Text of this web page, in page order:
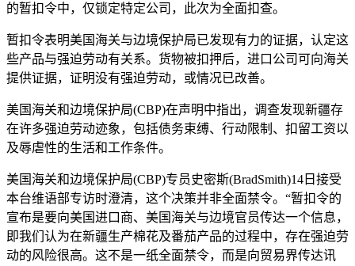
的暂扣令中，仅锁定特定公司，此次为全面扣查。
暂扣令表明美国海关与边境保护局已发现有力的证据，认定这
些产品与强迫劳动有关系。货物被扣押后，进口公司可向海关
提供证据，证明没有强迫劳动，或情况已改善。
美国海关和边境保护局(CBP)在声明中指出，调查发现新疆存
在许多强迫劳动迹象，包括债务束缚、行动限制、扣留工资以
及辱虐性的生活和工作条件。
美国海关和边境保护局(CBP)专员史密斯(BradSmith)14日接受
本台维语部专访时澄清，这个决策并非全面禁令。“暂扣令的
宣布是要向美国进口商、美国海关与边境官员传达一个信息，
即我们认为在新疆生产棉花及番茄产品的过程中，存在强迫劳
动的风险很高。这不是一纸全面禁令，而是向贸易界传达讯